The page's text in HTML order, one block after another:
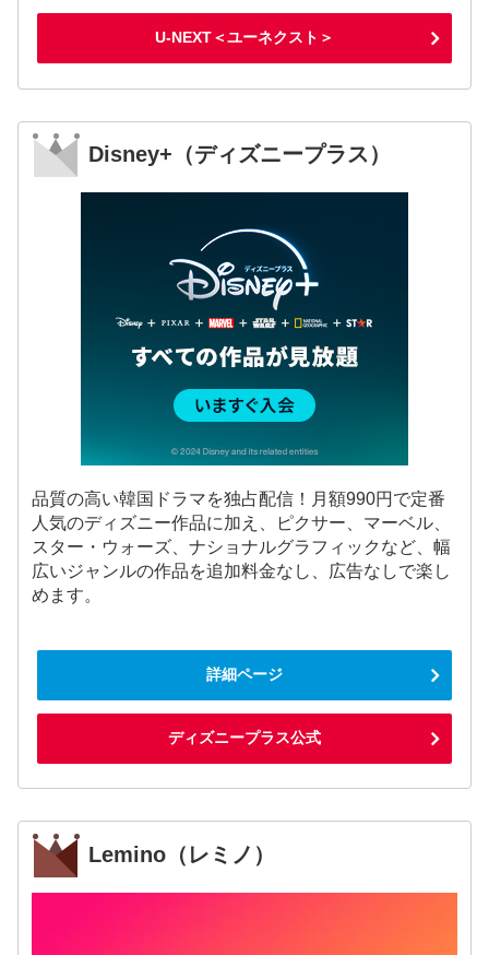
U-NEXT＜ユーネクスト＞
Disney+（ディズニープラス）
品質の高い韓国ドラマを独占配信！月額990円で定番
人気のディズニー作品に加え、ピクサー、マーベル、
スター・ウォーズ、ナショナルグラフィックなど、幅
広いジャンルの作品を追加料金なし、広告なしで楽し
めます。
詳細ページ
ディズニープラス公式
Lemino（レミノ）